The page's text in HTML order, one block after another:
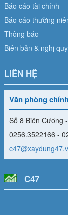
Báo cáo tài chính
Báo cáo thường
Thông báo
Biên bản & nghị
LIÊN HỆ
Văn phòng
Số 8 Biên Cương
0256.3522166 -
C47